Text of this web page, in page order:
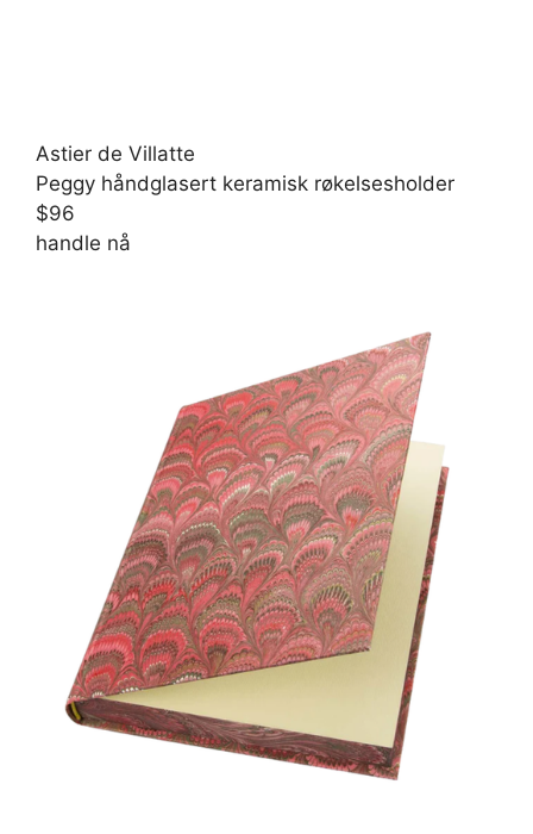
Astier de Villatte
Peggy håndglasert keramisk røkelsesholder
$96
handle nå